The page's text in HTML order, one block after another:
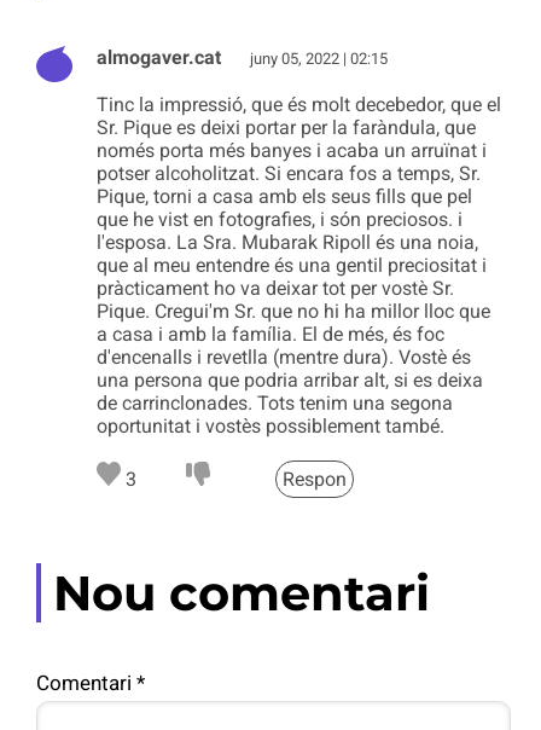
almogaver.cat juny 05, 2022 | 02:15
Tinc la impressió, que és molt decebedor, que el
Sr. Pique es deixi portar per la faràndula, que
només porta més banyes i acaba un arruïnat i
potser alcoholitzat. Si encara fos a temps, Sr.
Pique, torni a casa amb els seus fills que pel
que he vist en fotografies, i són preciosos. i
l'esposa. La Sra. Mubarak Ripoll és una noia,
que al meu entendre és una gentil preciositat i
pràcticament ho va deixar tot per vostè Sr.
Pique. Cregui'm Sr. que no hi ha millor lloc que
a casa i amb la família. El de més, és foc
d'encenalls i revetlla (mentre dura). Vostè és
una persona que podria arribar alt, si es deixa
de carrinclonades. Tots tenim una segona
oportunitat i vostès possiblement també.
3 Respon
Nou comentari
Comentari *